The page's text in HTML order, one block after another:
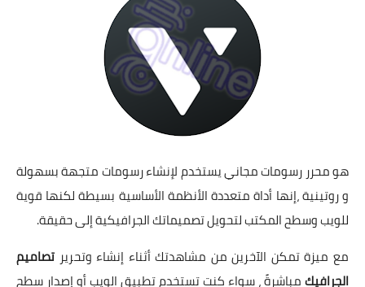
هو محرر رسومات مجاني يستخدم لإنشاء رسومات متجهة بسهولة
و روتينية ،إنها أداة متعددة الأنظمة الأساسية بسيطة لكنها قوية
للويب وسطح المكتب لتحويل تصميماتك الجرافيكية إلى حقيقة.
مع ميزة تمكن الآخرين من مشاهدتك أثناء إنشاء وتحرير تصاميم
الجرافيكمباشرةً ، سواء كنت تستخدم تطبيق الويب أو إصدار سطح